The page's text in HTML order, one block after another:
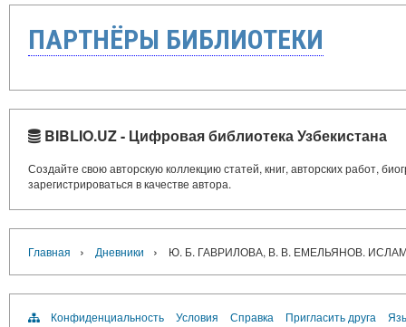
ПАРТНЁРЫ БИБЛИОТЕКИ
BIBLIO.UZ - Цифровая библиотека Узбекистана
Создайте свою авторскую коллекцию статей, книг, авторских работ,
зарегистрироваться в качестве автора.
Главная › Дневники › Ю. Б. ГАВРИЛОВА, В. В. ЕМЕЛЬЯНОВ.
Конфиденциальность Условия Справка Пригласить друга